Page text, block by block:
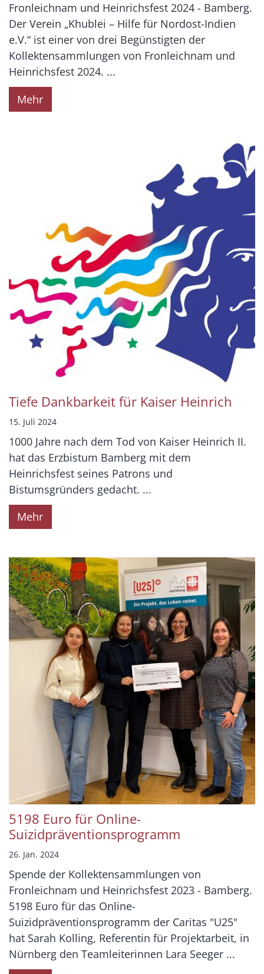
Fronleichnam und Heinrichsfest 2024 - Bamberg.
Der Verein „Khublei – Hilfe für Nordost-Indien
e.V.“ ist einer von drei Begünstigten der
Kollektensammlungen von Fronleichnam und
Heinrichsfest 2024. ...
Mehr
Tiefe Dankbarkeit für Kaiser Heinrich
15. Juli 2024
1000 Jahre nach dem Tod von Kaiser Heinrich II.
hat das Erzbistum Bamberg mit dem
Heinrichsfest seines Patrons und
Bistumsgründers gedacht. ...
Mehr
5198 Euro für Online-
Suizidpräventionsprogramm
26. Jan. 2024
Spende der Kollektensammlungen von
Fronleichnam und Heinrichsfest 2023 - Bamberg.
5198 Euro für das Online-
Suizidpräventionsprogramm der Caritas "U25"
hat Sarah Kolling, Referentin für Projektarbeit, in
Nürnberg den Teamleiterinnen Lara Seeger ...